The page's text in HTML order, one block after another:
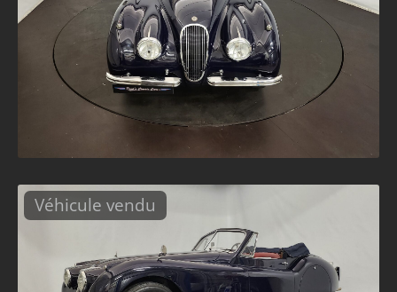
Véhicule vendu